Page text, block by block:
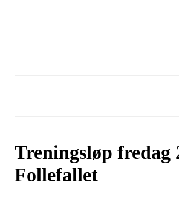
Treningsløp fredag
Follefallet